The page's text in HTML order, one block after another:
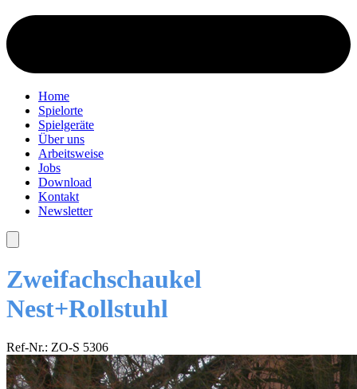
Home
Spielorte
Spielgeräte
Über uns
Arbeitsweise
Jobs
Download
Kontakt
Newsletter
Zweifachschaukel
Nest+Rollstuhl
Ref-Nr.: ZO-S 5306